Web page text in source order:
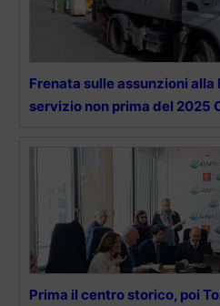
Frenata sulle assunzioni alla
servizio non prima del 2025
Prima il centro storico, poi